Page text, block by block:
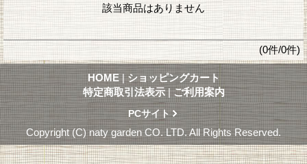
該当商品はありません
(0件/0件)
HOME | ショッピングカート
特定商取引法表示 | ご利用案内
PCサイト
Copyright (C) naty garden CO. LTD. All Rights Reserved.